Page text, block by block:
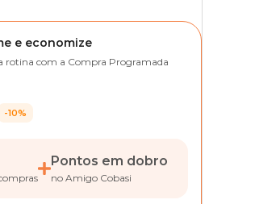
e economize
rotina com a Compra Programada
-10%
Pontos em dobro
no Amigo Cobasi